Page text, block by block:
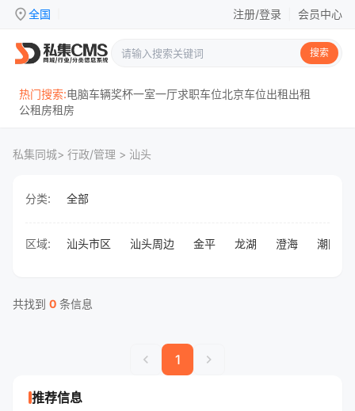
location_on全国 注册/登录 会员中心
搜索
热门搜索:电脑车辆奖杯一室一厅求职车位北京车位出租出租
公租房租房
私集同城> 行政/管理 > 汕头
分类: 全部
区域: 汕头市区 汕头周边 金平 龙湖 澄海 潮阳
共找到 0 条信息
chevron_left 1 chevron_right
推荐信息